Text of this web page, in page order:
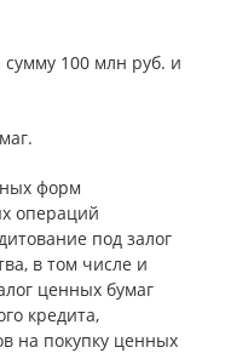
сумму 100 млн руб. и
форм
операций
под залог
в том числе и
ценных бумаг
кредита,
на покупку ценных